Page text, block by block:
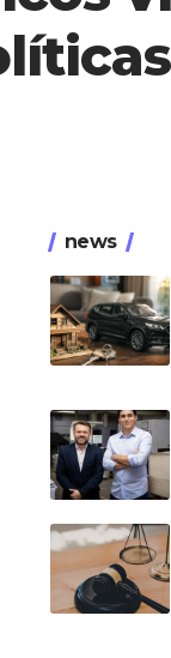
news